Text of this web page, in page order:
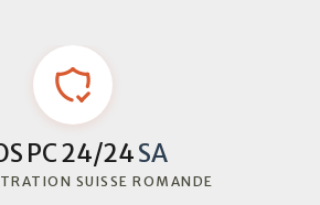
PC 24/24SA
SUISSE ROMANDE